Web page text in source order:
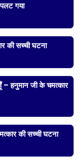
गया
की सच्ची घटना
– हनुमान जी के चमत्कार
की सच्ची घटना